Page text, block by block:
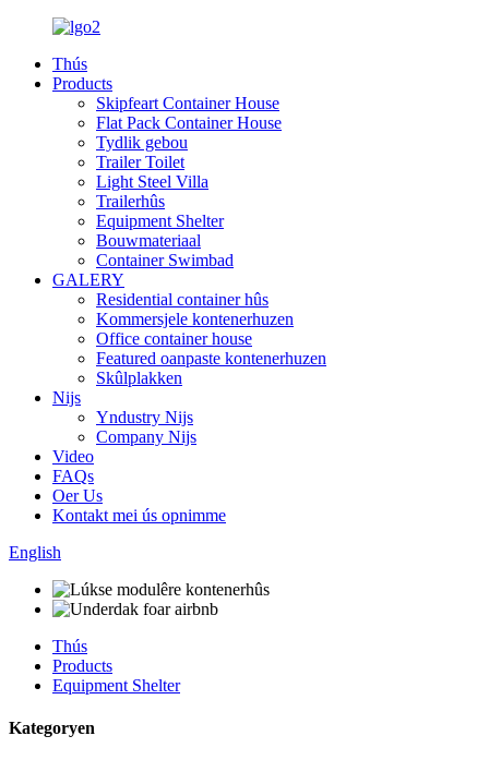
Thús
Products
Skipfeart Container House
Flat Pack Container House
Tydlik gebou
Trailer Toilet
Light Steel Villa
Trailerhûs
Equipment Shelter
Bouwmateriaal
Container Swimbad
GALERY
Residential container hûs
Kommersjele kontenerhuzen
Office container house
Featured oanpaste kontenerhuzen
Skûlplakken
Nijs
Yndustry Nijs
Company Nijs
Video
FAQs
Oer Us
Kontakt mei ús opnimme
English
Thús
Products
Equipment Shelter
Kategoryen